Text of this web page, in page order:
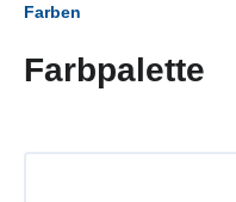
Farben
Farbpalette